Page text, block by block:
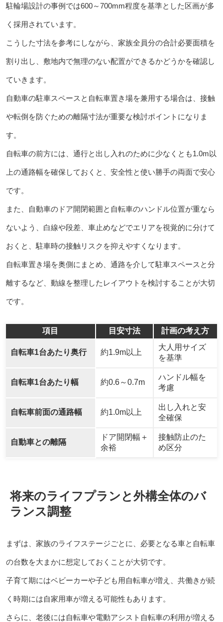
駐輪場設計の事例では600～700mm程度を基準とした区画が多
く採用されています。
こうした寸法を参考にしながら、家族全員分の合計必要面積を
割り出し、敷地内で無理のない配置ができるかどうかを確認し
ていきます。
自動車の駐車スペースと自転車置き場を兼用する場合は、接触
や転倒を防ぐための離隔寸法が重要な検討ポイントになりま
す。
自転車の前方には、通行と出し入れのために少なくとも1.0m以
上の通路幅を確保しておくと、安全性と使い勝手の両面で安心
です。
また、自動車のドア開閉範囲と自転車のハンドル位置が重なら
ないよう、白線や段差、車止めなどでエリアを視覚的に分けて
おくと、駐車時の接触リスクを抑えやすくなります。
自転車置き場を奥側にまとめ、通路を介して駐車スペースと分
離するなど、動線を整理したレイアウトを検討することが大切
です。
項目 目安寸法 計画の考え方
自転車1台あたり奥行 約1.9m以上
大人用サイズ
を基準
自転車1台あたり幅 約0.6～0.7m
ハンドル幅を
考慮
自転車前面の通路幅 約1.0m以上
出し入れと安
全確保
自動車との離隔
ドア開閉幅＋
余裕
接触防止のた
め区分
将来のライフプランと外構全体のバ
ランス調整
まずは、家族のライフステージごとに、必要となる車と自転車
の台数を大まかに想定しておくことが大切です。
子育て期にはベビーカーや子ども用自転車が増え、共働きが続
く時期には自家用車が増える可能性もあります。
さらに、老後には自転車や電動アシスト自転車の利用が増える